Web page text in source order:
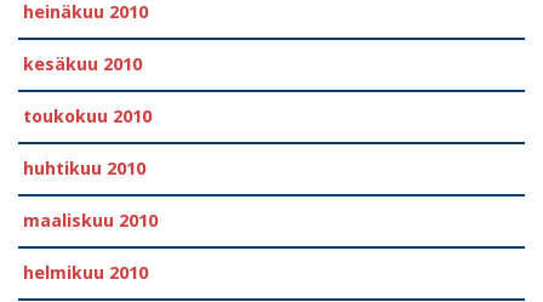
heinäkuu 2010
kesäkuu 2010
toukokuu 2010
huhtikuu 2010
maaliskuu 2010
helmikuu 2010